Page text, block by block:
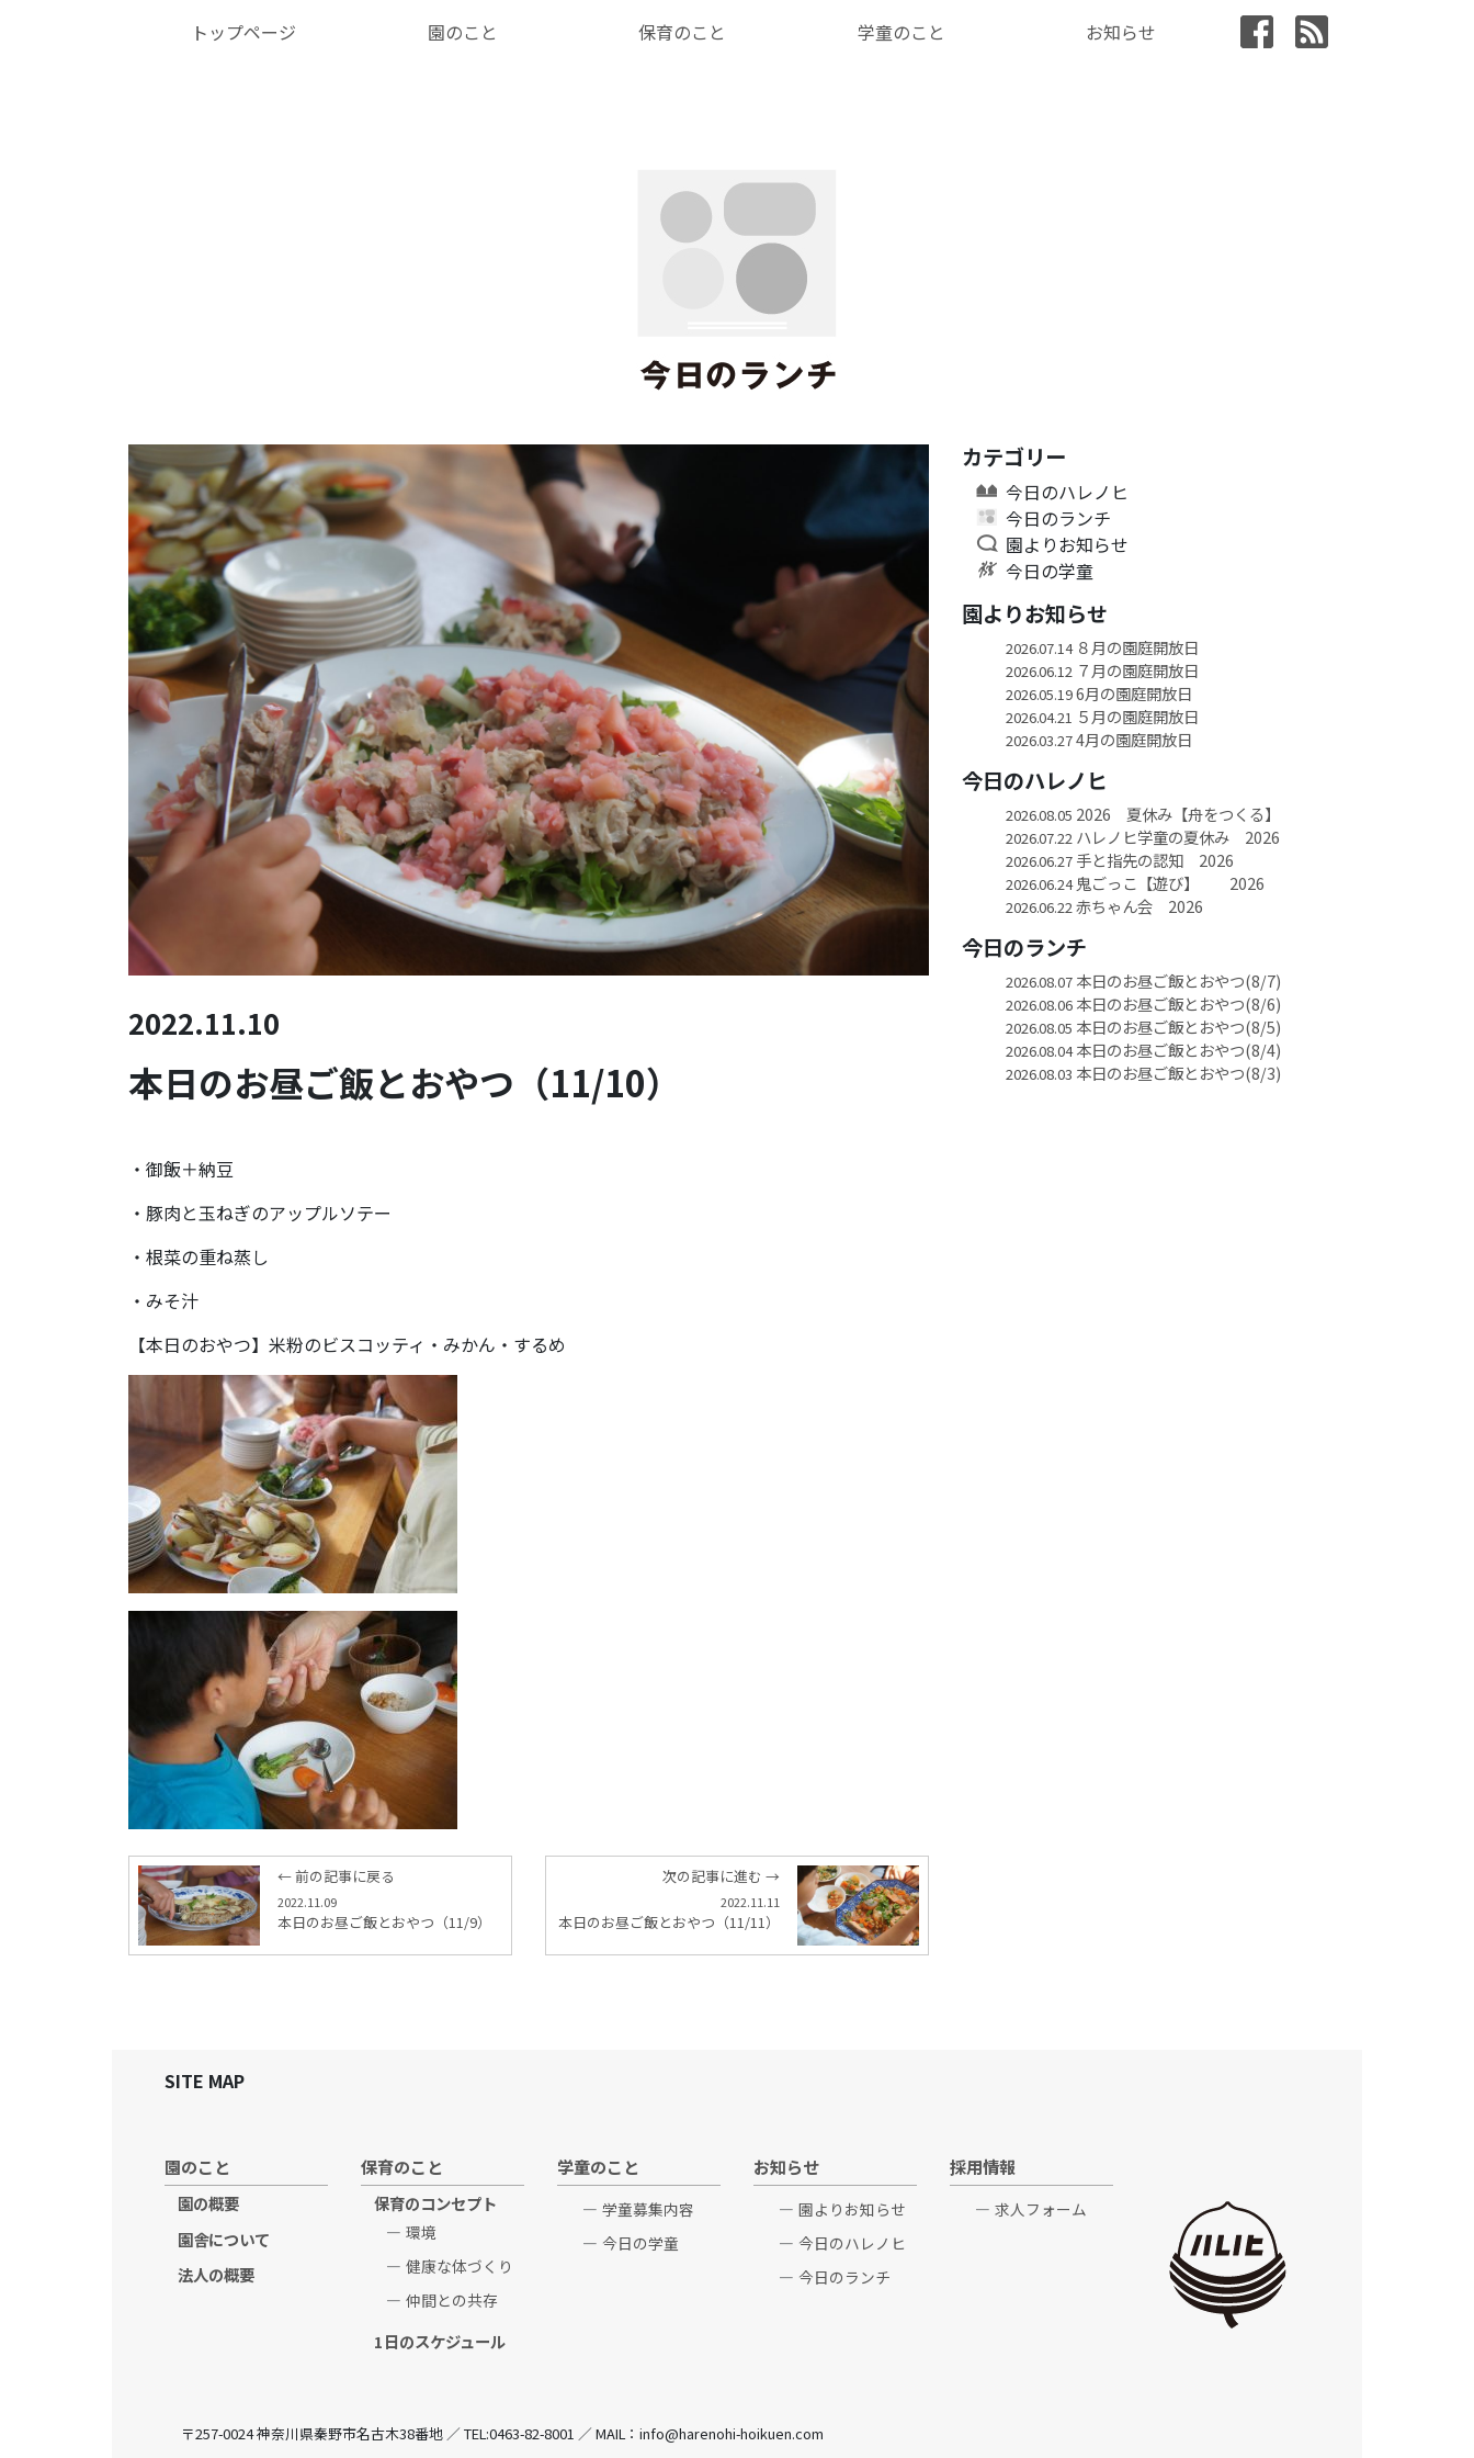
トップページ 園のこと 保育のこと 学童のこと お知らせ
2022.11.10
本日のお昼ご飯とおやつ（11/10）
・御飯＋納豆
・豚肉と玉ねぎのアップルソテー
・根菜の重ね蒸し
・みそ汁
【本日のおやつ】米粉のビスコッティ・みかん・するめ
← 前の記事に戻る
2022.11.09
本日のお昼ご飯とおやつ（11/9）
次の記事に進む →
2022.11.11
本日のお昼ご飯とおやつ（11/11）
カテゴリー
今日のハレノヒ
今日のランチ
園よりお知らせ
今日の学童
園よりお知らせ
2026.07.14８月の園庭開放日
2026.06.12 ７月の園庭開放日
2026.05.196月の園庭開放日
2026.04.21 ５月の園庭開放日
2026.03.274月の園庭開放日
今日のハレノヒ
2026.08.05 2026 夏休み【舟をつくる】
2026.07.22 ハレノヒ学童の夏休み 2026
2026.06.27手と指先の認知 2026
2026.06.24鬼ごっこ【遊び】 2026
2026.06.22 赤ちゃん会 2026
今日のランチ
2026.08.07本日のお昼ご飯とおやつ(8/7)
2026.08.06本日のお昼ご飯とおやつ(8/6)
2026.08.05 本日のお昼ご飯とおやつ(8/5)
2026.08.04本日のお昼ご飯とおやつ(8/4)
2026.08.03 本日のお昼ご飯とおやつ(8/3)
SITE MAP
園のこと
園の概要
園舎について
法人の概要
保育のこと
保育のコンセプト
環境
健康な体づくり
仲間との共存
1日のスケジュール
学童のこと
学童募集内容
今日の学童
お知らせ
園よりお知らせ
今日のハレノヒ
今日のランチ
採用情報
求人フォーム
〒257-0024 神奈川県秦野市名古木38番地 ／ TEL:0463-82-8001 ／ MAIL：info@harenohi-hoikuen.com